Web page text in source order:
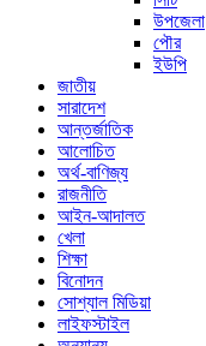
উপজেলা
পৌর
ইউপি
জাতীয়
সারাদেশ
আন্তর্জাতিক
আলোচিত
অর্থ-বাণিজ্য
রাজনীতি
আইন-আদালত
খেলা
শিক্ষা
বিনোদন
সোশ্যাল মিডিয়া
লাইফস্টাইল